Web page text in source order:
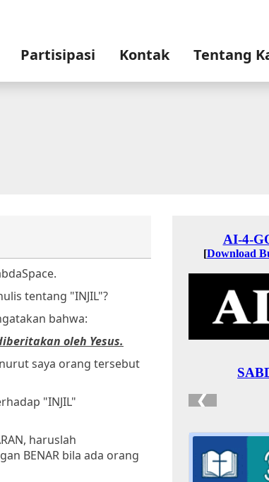
Partisipasi Kontak Tentang
tentang "INJIL"?
bahwa:
oleh Yesus.
saya orang tersebut
"INJIL"
haruslah
BENAR bila ada orang